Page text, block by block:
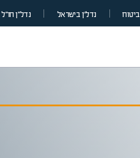
ביטוח נדל”ן בישראל נדל״ן חו״ל